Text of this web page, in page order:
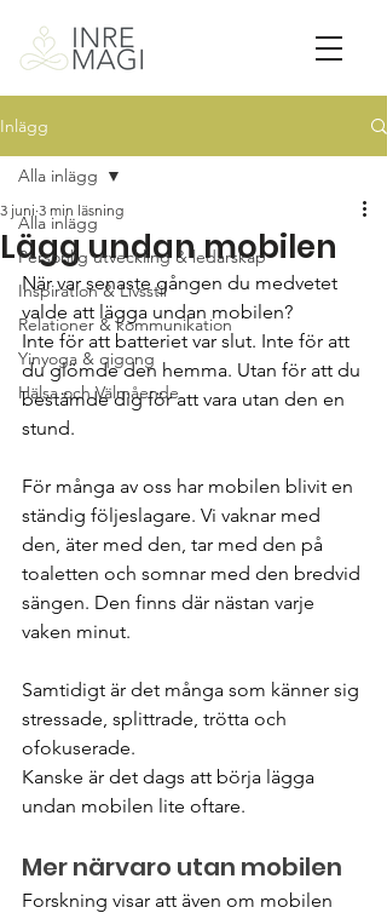
Inlägg
Alla inlägg
Personlig utveckling & ledarskap
Inspiration & Livsstil
Relationer & kommunikation
Yinyoga & qigong
Hälsa och Välmående
Alla inlägg
Lägg undan mobilen
3 juni 3 min läsning
När var senaste gången du medvetet
valde att lägga undan mobilen?
Inte för att batteriet var slut. Inte för att
du glömde den hemma. Utan för att du
bestämde dig för att vara utan den en
stund.
För många av oss har mobilen blivit en
ständig följeslagare. Vi vaknar med
den, äter med den, tar med den på
toaletten och somnar med den bredvid
sängen. Den finns där nästan varje
vaken minut.
Samtidigt är det många som känner sig
stressade, splittrade, trötta och
ofokuserade.
Kanske är det dags att börja lägga
undan mobilen lite oftare.
Mer närvaro utan mobilen
Forskning visar att även om mobilen